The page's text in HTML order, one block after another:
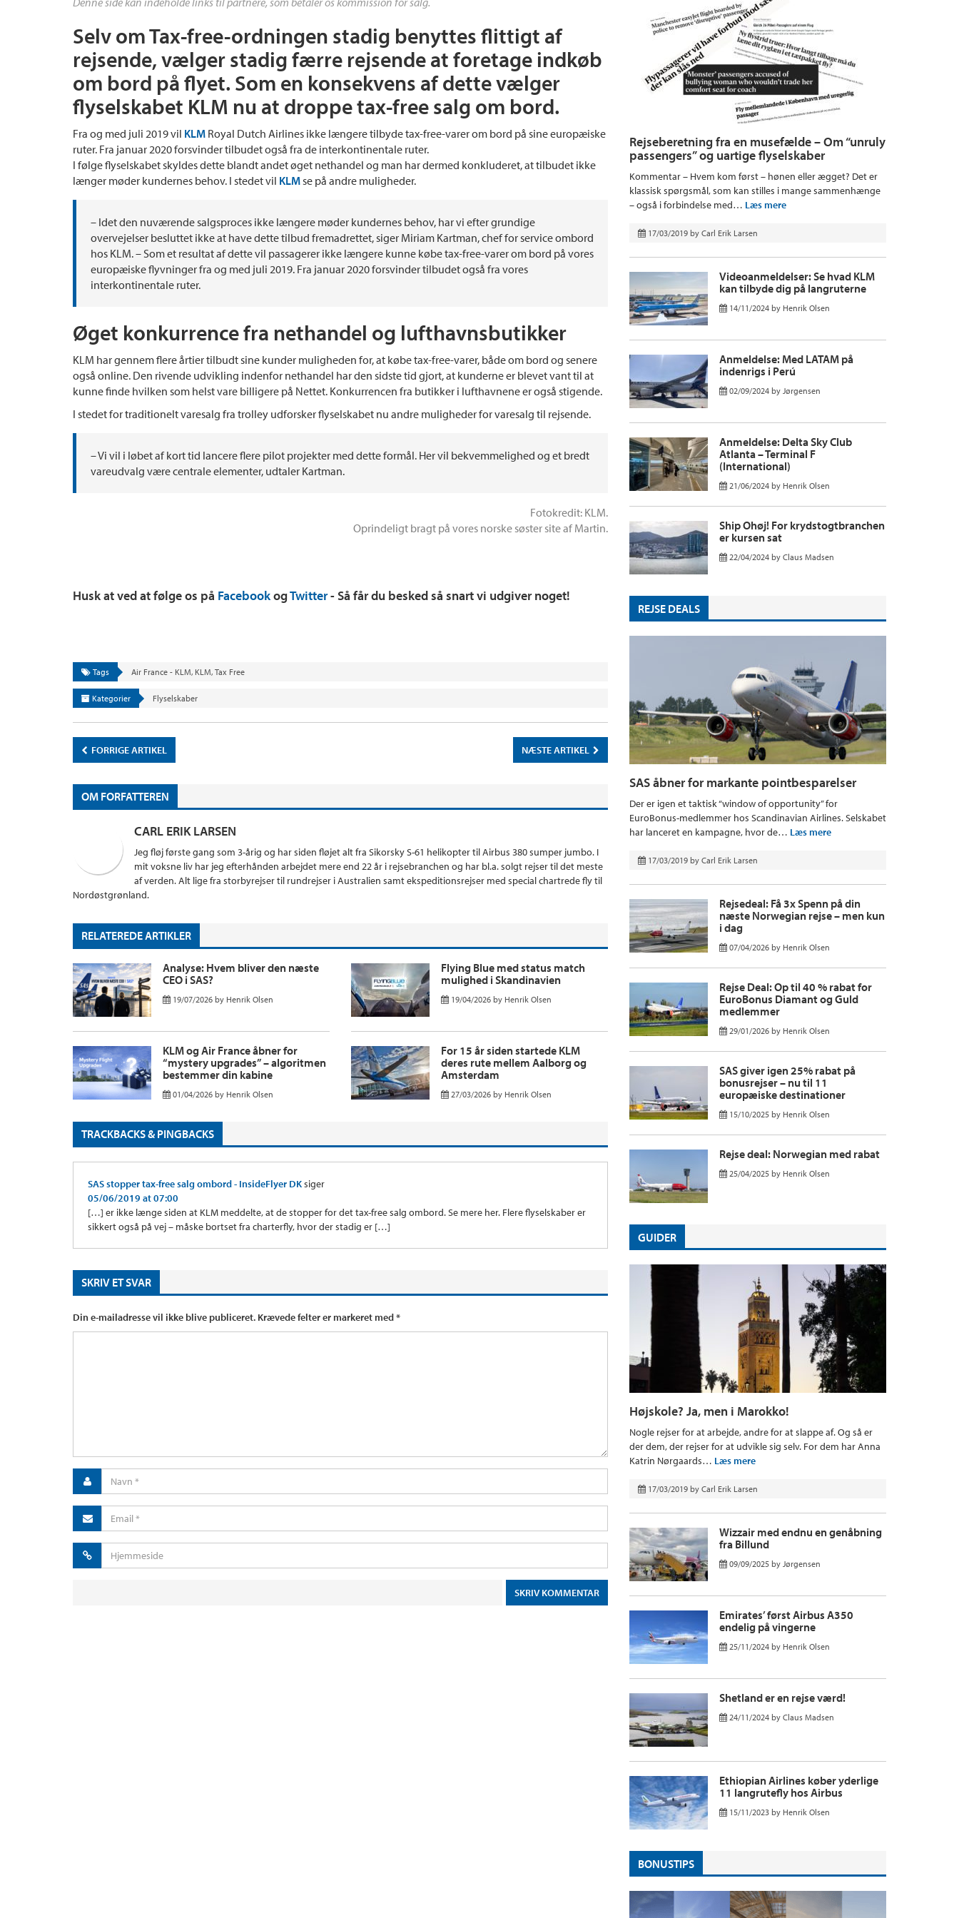
Selv om Tax-free-ordningen stadig benyttes flittigt af
rejsende, vælger stadig færre rejsende at foretage indkøb
om bord på flyet. Som en konsekvens af dette vælger
flyselskabet KLM nu at droppe tax-free salg om bord.
Fra og med juli 2019 vil KLM Royal Dutch Airlines ikke længere tilbyde tax-free-varer om bord på sine europæiske
ruter. Fra januar 2020 forsvinder tilbudet også fra de interkontinentale ruter.
I følge flyselskabet skyldes dette blandt andet øget nethandel og man har dermed konkluderet, at tilbudet ikke
længer møder kundernes behov. I stedet vil KLM se på andre muligheder.
– Idet den nuværende salgsproces ikke længere møder kundernes behov, har vi efter grundige
overvejelser besluttet ikke at have dette tilbud fremadrettet, siger Miriam Kartman, chef for service ombord
hos KLM. – Som et resultat af dette vil passagerer ikke længere kunne købe tax-free-varer om bord på vores
europæiske flyvninger fra og med juli 2019. Fra januar 2020 forsvinder tilbudet også fra vores
interkontinentale ruter.
Øget konkurrence fra nethandel og lufthavnsbutikker
KLM har gennem flere årtier tilbudt sine kunder muligheden for, at købe tax-free-varer, både om bord og senere
også online. Den rivende udvikling indenfor nethandel har den sidste tid gjort, at kunderne er blevet vant til at
kunne finde hvilken som helst vare billigere på Nettet. Konkurrencen fra butikker i lufthavnene er også stigende.
I stedet for traditionelt varesalg fra trolley udforsker flyselskabet nu andre muligheder for varesalg til rejsende.
– Vi vil i løbet af kort tid lancere flere pilot projekter med dette formål. Her vil bekvemmelighed og et bredt
vareudvalg være centrale elementer, udtaler Kartman.
Fotokredit: KLM.
Oprindeligt bragt på vores norske søster site af Martin.
Husk at ved at følge os på FacebookogTwitter- Så får du besked så snart vi udgiver noget!
Tags Air France - KLM, KLM, Tax Free
Kategorier Flyselskaber
FORRIGE ARTIKEL NÆSTE ARTIKEL
OM FORFATTEREN
CARL ERIK LARSEN
Jeg fløj første gang som 3-årig og har siden fløjet alt fra Sikorsky S-61 helikopter til Airbus 380 sumper jumbo. I
mit voksne liv har jeg efterhånden arbejdet mere end 22 år i rejsebranchen og har bl.a. solgt rejser til det meste
af verden. Alt lige fra storbyrejser til rundrejser i Australien samt ekspeditionsrejser med special chartrede fly til
Nordøstgrønland.
RELATEREDE ARTIKLER
Analyse: Hvem bliver den næste
CEO i SAS?
19/07/2026 by Henrik Olsen
Flying Blue med status match
mulighed i Skandinavien
19/04/2026 by Henrik Olsen
KLM og Air France åbner for
“mystery upgrades” – algoritmen
bestemmer din kabine
01/04/2026 by Henrik Olsen
For 15 år siden startede KLM
deres rute mellem Aalborg og
Amsterdam
27/03/2026 by Henrik Olsen
TRACKBACKS & PINGBACKS
SAS stopper tax-free salg ombord - InsideFlyer DKsiger
05/06/2019 at 07:00
[…] er ikke længe siden at KLM meddelte, at de stopper for det tax-free salg ombord. Se mere her. Flere flyselskaber er
sikkert også på vej – måske bortset fra charterfly, hvor der stadig er […]
SKRIV ET SVAR
Din e-mailadresse vil ikke blive publiceret. Krævede felter er markeret med*
Rejseberetning fra en musefælde – Om “unruly
passengers” og uartige flyselskaber
Kommentar – Hvem kom først – hønen eller ægget? Det er
klassisk spørgsmål, som kan stilles i mange sammenhænge
– også i forbindelse med… Læs mere
17/03/2019 by Carl Erik Larsen
Videoanmeldelser: Se hvad KLM
kan tilbyde dig på langruterne
14/11/2024 by Henrik Olsen
Anmeldelse: Med LATAM på
indenrigs i Perú
02/09/2024 by Jørgensen
Anmeldelse: Delta Sky Club
Atlanta – Terminal F
(International)
21/06/2024 by Henrik Olsen
Ship Ohøj! For krydstogtbranchen
er kursen sat
22/04/2024 by Claus Madsen
REJSE DEALS
SAS åbner for markante pointbesparelser
Der er igen et taktisk “window of opportunity” for
EuroBonus-medlemmer hos Scandinavian Airlines. Selskabet
har lanceret en kampagne, hvor de… Læs mere
17/03/2019 by Carl Erik Larsen
Rejsedeal: Få 3x Spenn på din
næste Norwegian rejse – men kun
i dag
07/04/2026 by Henrik Olsen
Rejse Deal: Op til 40 % rabat for
EuroBonus Diamant og Guld
medlemmer
29/01/2026 by Henrik Olsen
SAS giver igen 25% rabat på
bonusrejser – nu til 11
europæiske destinationer
15/10/2025 by Henrik Olsen
Rejse deal: Norwegian med rabat
25/04/2025 by Henrik Olsen
GUIDER
Højskole? Ja, men i Marokko!
Nogle rejser for at arbejde, andre for at slappe af. Og så er
der dem, der rejser for at udvikle sig selv. For dem har Anna
Katrin Nørgaards… Læs mere
17/03/2019 by Carl Erik Larsen
Wizzair med endnu en genåbning
fra Billund
09/09/2025 by Jørgensen
Emirates’ først Airbus A350
endelig på vingerne
25/11/2024 by Henrik Olsen
Shetland er en rejse værd!
24/11/2024 by Claus Madsen
Ethiopian Airlines køber yderlige
11 langrutefly hos Airbus
15/11/2023 by Henrik Olsen
BONUSTIPS